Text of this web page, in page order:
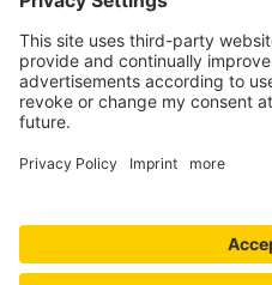
Barrierefreiheit
Wir bemühen uns, unsere
Einige Inhalte und Funktionen
vollständig zugänglich. Wenn
benötigen, kontaktieren Sie uns
Vertrag
© 2026